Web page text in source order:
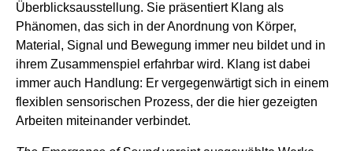
Überblicksausstellung. Sie präsentiert Klang als
Phänomen, das sich in der Anordnung von Körper,
Material, Signal und Bewegung immer neu bildet und in
ihrem Zusammenspiel erfahrbar wird. Klang ist dabei
immer auch Handlung: Er vergegenwärtigt sich in einem
flexiblen sensorischen Prozess, der die hier gezeigten
Arbeiten miteinander verbindet.